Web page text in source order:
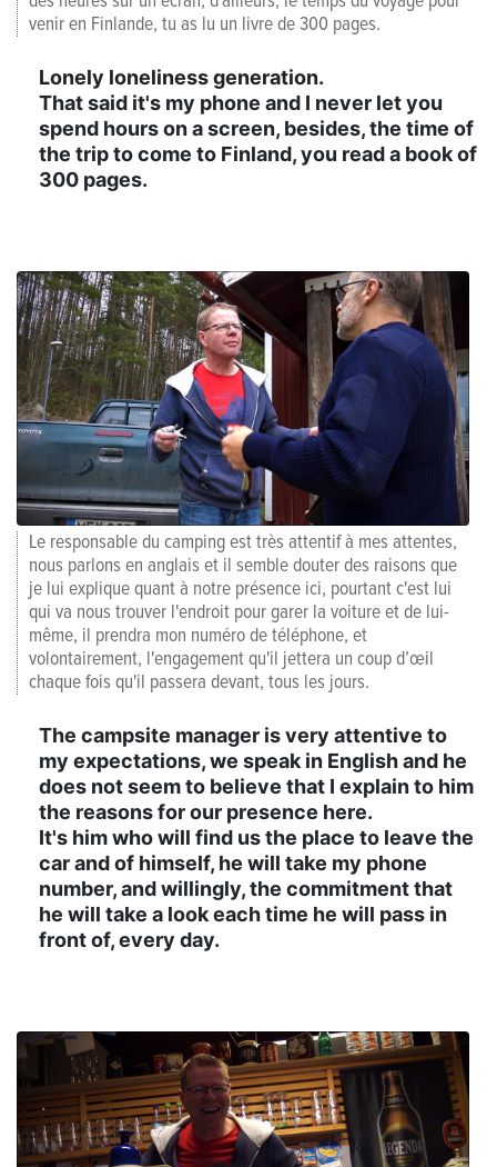
venir en Finlande, tu as lu un livre de 300 pages.
Lonely loneliness generation.
That said it's my phone and I never let you
spend hours on a screen, besides, the time of
the trip to come to Finland, you read a book of
300 pages.
Le responsable du camping est très attentif à mes attentes,
nous parlons en anglais et il semble douter des raisons que
je lui explique quant à notre présence ici, pourtant c'est lui
qui va nous trouver l'endroit pour garer la voiture et de lui-
même, il prendra mon numéro de téléphone, et
volontairement, l'engagement qu'il jettera un coup d’œil
chaque fois qu'il passera devant, tous les jours.
The campsite manager is very attentive to
my expectations, we speak in English and he
does not seem to believe that I explain to him
the reasons for our presence here.
It's him who will find us the place to leave the
car and of himself, he will take my phone
number, and willingly, the commitment that
he will take a look each time he will pass in
front of, every day.